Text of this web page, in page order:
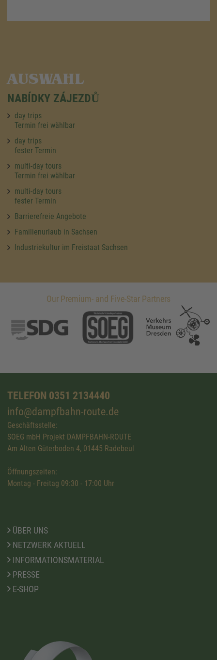
AUSWAHL
NABÍDKY ZÁJEZDŮ
day trips
Termin frei wählbar
day trips
fester Termin
multi-day tours
Termin frei wählbar
multi-day tours
fester Termin
Barrierefreie Angebote
Familienurlaub in Sachsen
Industriekultur im Freistaat Sachsen
Our Premium- and Five-Star Partners
TELEFON 0351 2134440
info@dampfbahn-route.de
Geschäftsstelle:
SOEG mbH Projekt DAMPFBAHN-ROUTE
Am Alten Güterboden 4, 01445 Radebeul
Öffnungszeiten:
Montag - Freitag 09:30 - 17:00 Uhr
ÜBER UNS
NETZWERK AKTUELL
INFORMATIONSMATERIAL
PRESSE
E-SHOP